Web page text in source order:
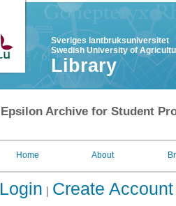
Sveriges lantbruksuniversitet
Swedish University of
Library
Epsilon Archive for Student
Home About
Login Create Account